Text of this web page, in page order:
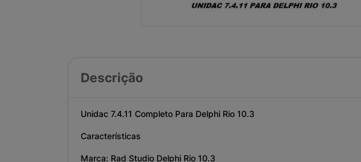
Descrição
Unidac 7.4.11 Completo Para Delphi Rio 10.3
Características
Marca: Rad Studio Delphi Rio 10.3